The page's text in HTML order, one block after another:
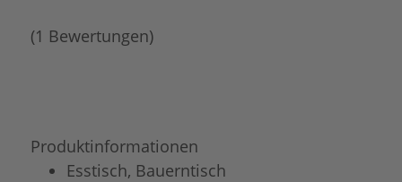
(1 Bewertungen)
Produktinformationen
Esstisch, Bauerntisch